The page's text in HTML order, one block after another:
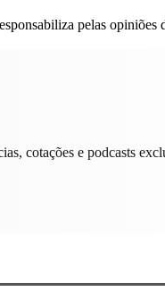
pelas opiniões
cotações e podcasts